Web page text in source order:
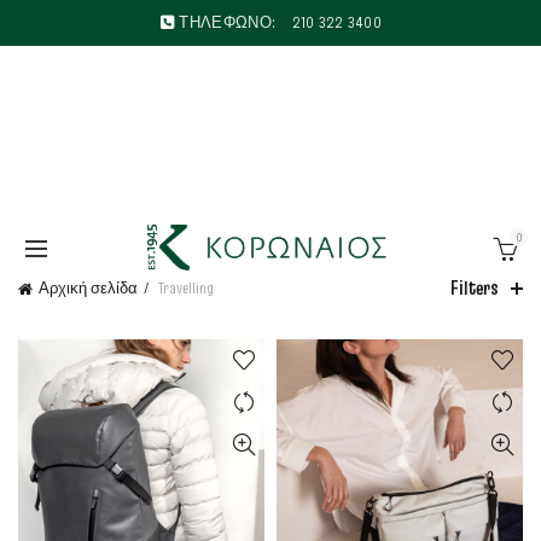
ΤΗΛΕΦΩΝΟ: 210 322 3400
0
Αρχική σελίδα Travelling Filters